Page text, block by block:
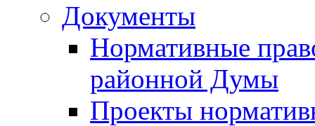
Документы
Нормативные
районной Думы
Проекты